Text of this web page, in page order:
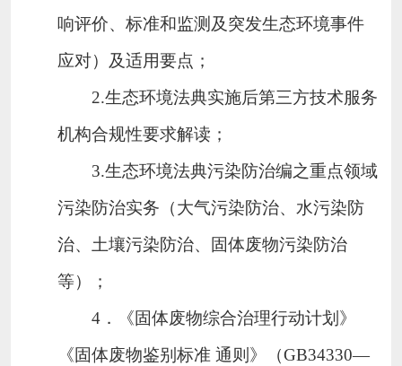
响评价、标准和监测及突发生态环境事件
应对）及适用要点；
2.生态环境法典实施后第三方技术服务
机构合规性要求解读；
3.生态环境法典污染防治编之重点领域
污染防治实务（大气污染防治、水污染防
治、土壤污染防治、固体废物污染防治
等）；
4．《固体废物综合治理行动计划》
《固体废物鉴别标准 通则》（GB34330—